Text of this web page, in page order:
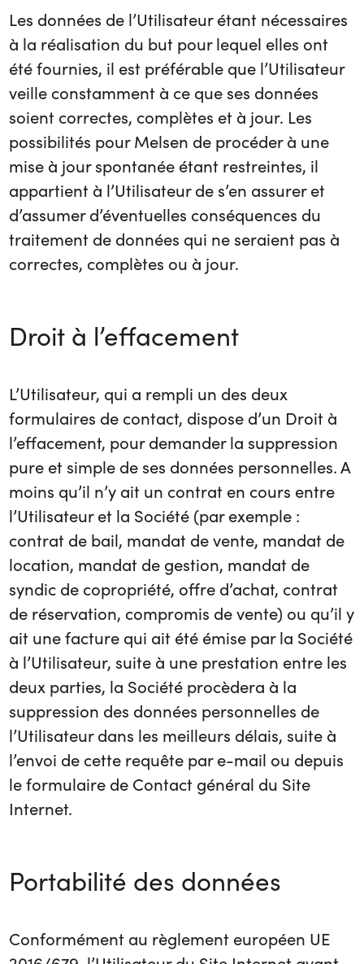
Les données de l’Utilisateur étant nécessaires
à la réalisation du but pour lequel elles ont
été fournies, il est préférable que l’Utilisateur
veille constamment à ce que ses données
soient correctes, complètes et à jour. Les
possibilités pour Melsen de procéder à une
mise à jour spontanée étant restreintes, il
appartient à l’Utilisateur de s’en assurer et
d’assumer d’éventuelles conséquences du
traitement de données qui ne seraient pas à
correctes, complètes ou à jour.
Droit à l’effacement
L’Utilisateur, qui a rempli un des deux
formulaires de contact, dispose d’un Droit à
l’effacement, pour demander la suppression
pure et simple de ses données personnelles. A
moins qu’il n’y ait un contrat en cours entre
l’Utilisateur et la Société (par exemple :
contrat de bail, mandat de vente, mandat de
location, mandat de gestion, mandat de
syndic de copropriété, offre d’achat, contrat
de réservation, compromis de vente) ou qu’il y
ait une facture qui ait été émise par la Société
à l’Utilisateur, suite à une prestation entre les
deux parties, la Société procèdera à la
suppression des données personnelles de
l’Utilisateur dans les meilleurs délais, suite à
l’envoi de cette requête par e-mail ou depuis
le formulaire de Contact général du Site
Internet.
Portabilité des données
Conformément au règlement européen UE